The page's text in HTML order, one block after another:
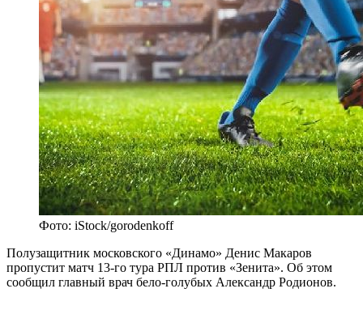
Фото: iStock/gorodenkoff
Полузащитник московского «Динамо» Денис Макаров
пропустит матч 13-го тура РПЛ против «Зенита». Об этом
сообщил главный врач бело-голубых Александр Родионов.